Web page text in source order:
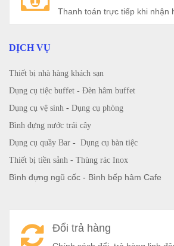
Thanh toán trực tiếp khi nhận
DỊCH VỤ
Thiết bị nhà hàng khách sạn
Dụng cụ tiệc buffet - Đèn hâm buffet
Dụng cụ vệ sinh - Dụng cụ phòng
Bình đựng nước trái cây
Dụng cụ quầy Bar - Dụng cụ bàn tiệc
Thiết bị tiền sảnh - Thùng rác Inox
Bình đựng ngũ cốc - Bình bếp hâm Cafe
Đổi trả hàng